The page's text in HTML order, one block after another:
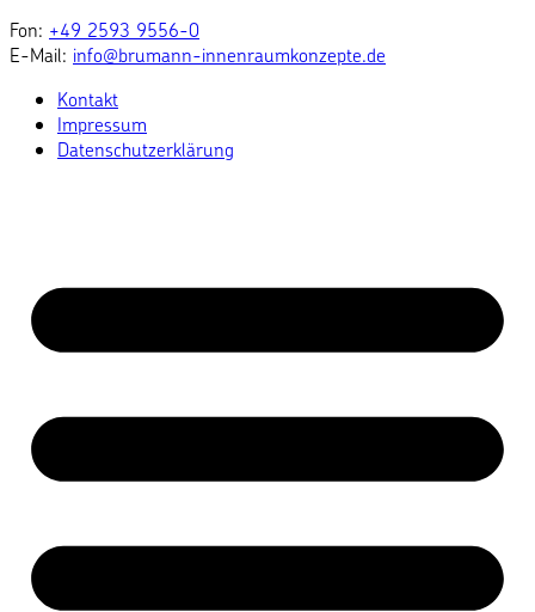
Fon: +49 2593 9556-0
E-Mail: info@brumann-innenraumkonzepte.de
Kontakt
Impressum
Datenschutzerklärung